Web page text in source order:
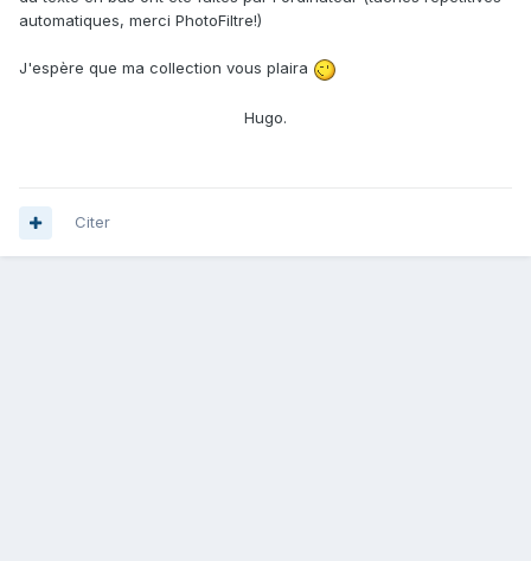
automatiques, merci PhotoFiltre!)
J'espère que ma collection vous plaira
Hugo.
Citer